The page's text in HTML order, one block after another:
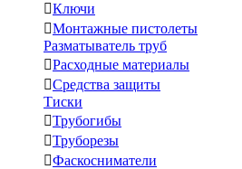
Ключи
Монтажные пистолеты
Разматыватель труб
Расходные материалы
Средства защиты
Тиски
Трубогибы
Труборезы
Фаскосниматели